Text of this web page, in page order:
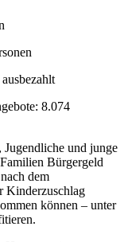
8.074
und junge
Bürgergeld
dem
Kinderzuschlag
können – unter